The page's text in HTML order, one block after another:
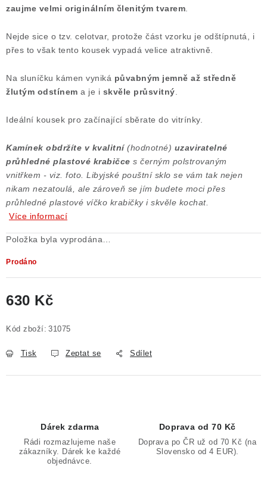
Výkup minerálů a drahých kamenů
Formulář pro odstoupení od smlouvy
zaujme velmi originálním členitým tvarem
Nejde sice o tzv. celotvar, protože část vzorku je odštípnutá, i
přes to však tento kousek vypadá velice atraktivně.
Na sluníčku kámen vyniká půvabným jemně až středně
žlutým odstínem a je i skvěle průsvitný
Ideální kousek pro začínající sběrate do vitrínky.
Kamínek obdržíte v kvalitní (hodnotné) uzaviratelné
průhledné plastové krabičce s černým polstrovaným
vnitřkem - viz. foto. Libyjské pouštní sklo se vám tak nejen
nikam nezatoulá, ale zároveň se jím budete moci přes
průhledné plastové víčko krabičky i skvěle kochat.
Více informací
Položka byla vyprodána…
Prodáno
630 Kč
Kód zboží: 31075
Tisk Zeptat se Sdílet
Dárek zdarma
Rádi rozmazlujeme naše
zákazníky. Dárek ke každé
objednávce.
Doprava od 70 Kč
Doprava po ČR už od 70 Kč (na
Slovensko od 4 EUR).